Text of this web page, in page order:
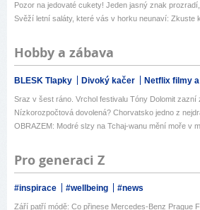
Pozor na jedovaté cukety! Jeden jasný znak prozradí,
Svěží letní saláty, které vás v horku neunaví: Zkuste k
Hobby a zábava
BLESK Tlapky Divoký kačer Netflix filmy
Sraz v šest ráno. Vrchol festivalu Tóny Dolomit zazní
Nízkorozpočtová dovolená? Chorvatsko jedno z
OBRAZEM: Modré slzy na Tchaj-wanu mění moře v
Pro generaci Z
#inspirace #wellbeing #news
Září patří módě: Co přinese Mercedes-Benz Prague